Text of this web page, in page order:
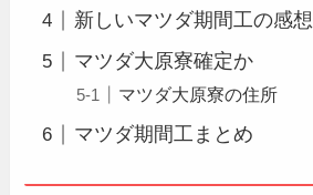
新しいマツダ期間工の感想
マツダ大原寮確定か
マツダ大原寮の住所
マツダ期間工まとめ